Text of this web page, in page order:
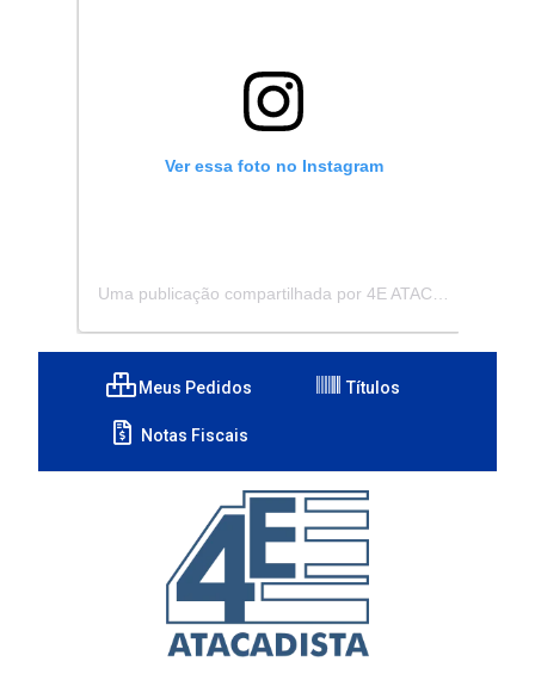
Ver essa foto no Instagram
Meus Pedidos Títulos
Notas Fiscais